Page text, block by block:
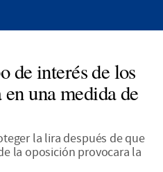
de interés de los
una medida de
la lira después de que
la oposición provocara la